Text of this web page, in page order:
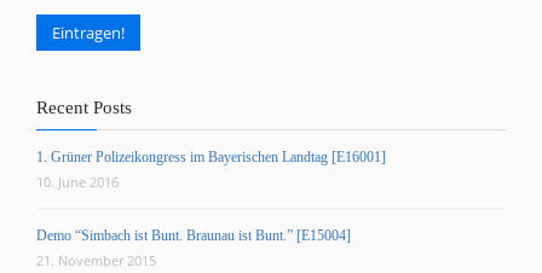
Recent Posts
1. Grüner Polizeikongress im Bayerischen Landtag [E16001]
10. June 2016
Demo “Simbach ist Bunt. Braunau ist Bunt.” [E15004]
21. November 2015